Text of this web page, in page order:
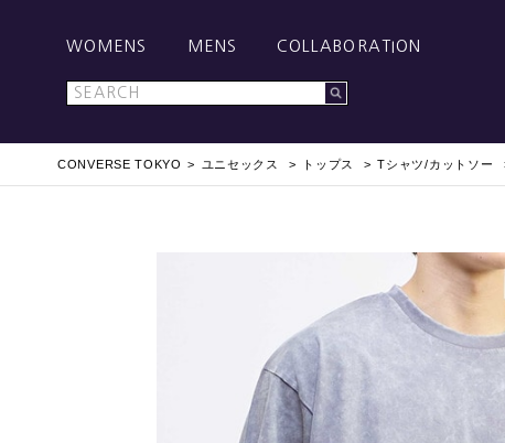
WOMENS MENS COLLABORATION
CONVERSE TOKYO ユニセックス トップス Tシャツ/カットソー